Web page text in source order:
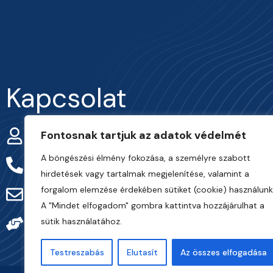
Fontosnak tartjuk az adatok védelmét
A böngészési élmény fokozása, a személyre szabott
hirdetések vagy tartalmak megjelenítése, valamint a
forgalom elemzése érdekében sütiket (cookie)
A "Mindet elfogadom" gombra kattintva hozzájárulhat a
sütik használatához.
Testreszabás Elutasít Az összes elfogadása
Kapcsolat
Smohay Márton
+36-30/916-73-08
info@frarternitas.hu
preciziosgazda.hu